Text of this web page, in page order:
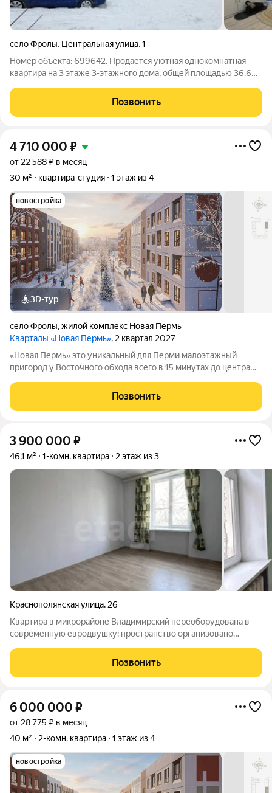
село Фролы, Центральная улица,1
Номер объекта: 699642. Продается уютная однокомнатная
квартира на 3 этаже 3-этажного дома, общей площадью 36.60
для тех, кто ищет недорогое, но уютное жилье. В квартире
сейчас стандартный
Позвонить
4 710 000 ₽
от 22 588 ₽ в месяц
30 м²
квартира-студия 1 этаж из 4
новостройка
3D-тур
село Фролы,жилой комплекс Новая Пермь
Кварталы «Новая Пермь», 2 квартал 2027
«Новая Пермь» это уникальный для Перми малоэтажный
пригород у Восточного обхода всего в 15 минутах до центра
государственной программы КРТ. Сочетает в себе
преимущества загородной жизни с комфортом
Позвонить
3 900 000 ₽
46,1 м² 1-комн. квартира 2 этаж из 3
Краснополянская улица, 26
Квартира в микрорайоне Владимирский переоборудована в
современную евродвушку: пространство организовано
стороны в комнатах всегда светло, а свежий воздух поступает
естественным образом. Всё
Позвонить
6 000 000 ₽
от 28 775 ₽ в месяц
40 м²
2-комн. квартира 1 этаж из 4
новостройка